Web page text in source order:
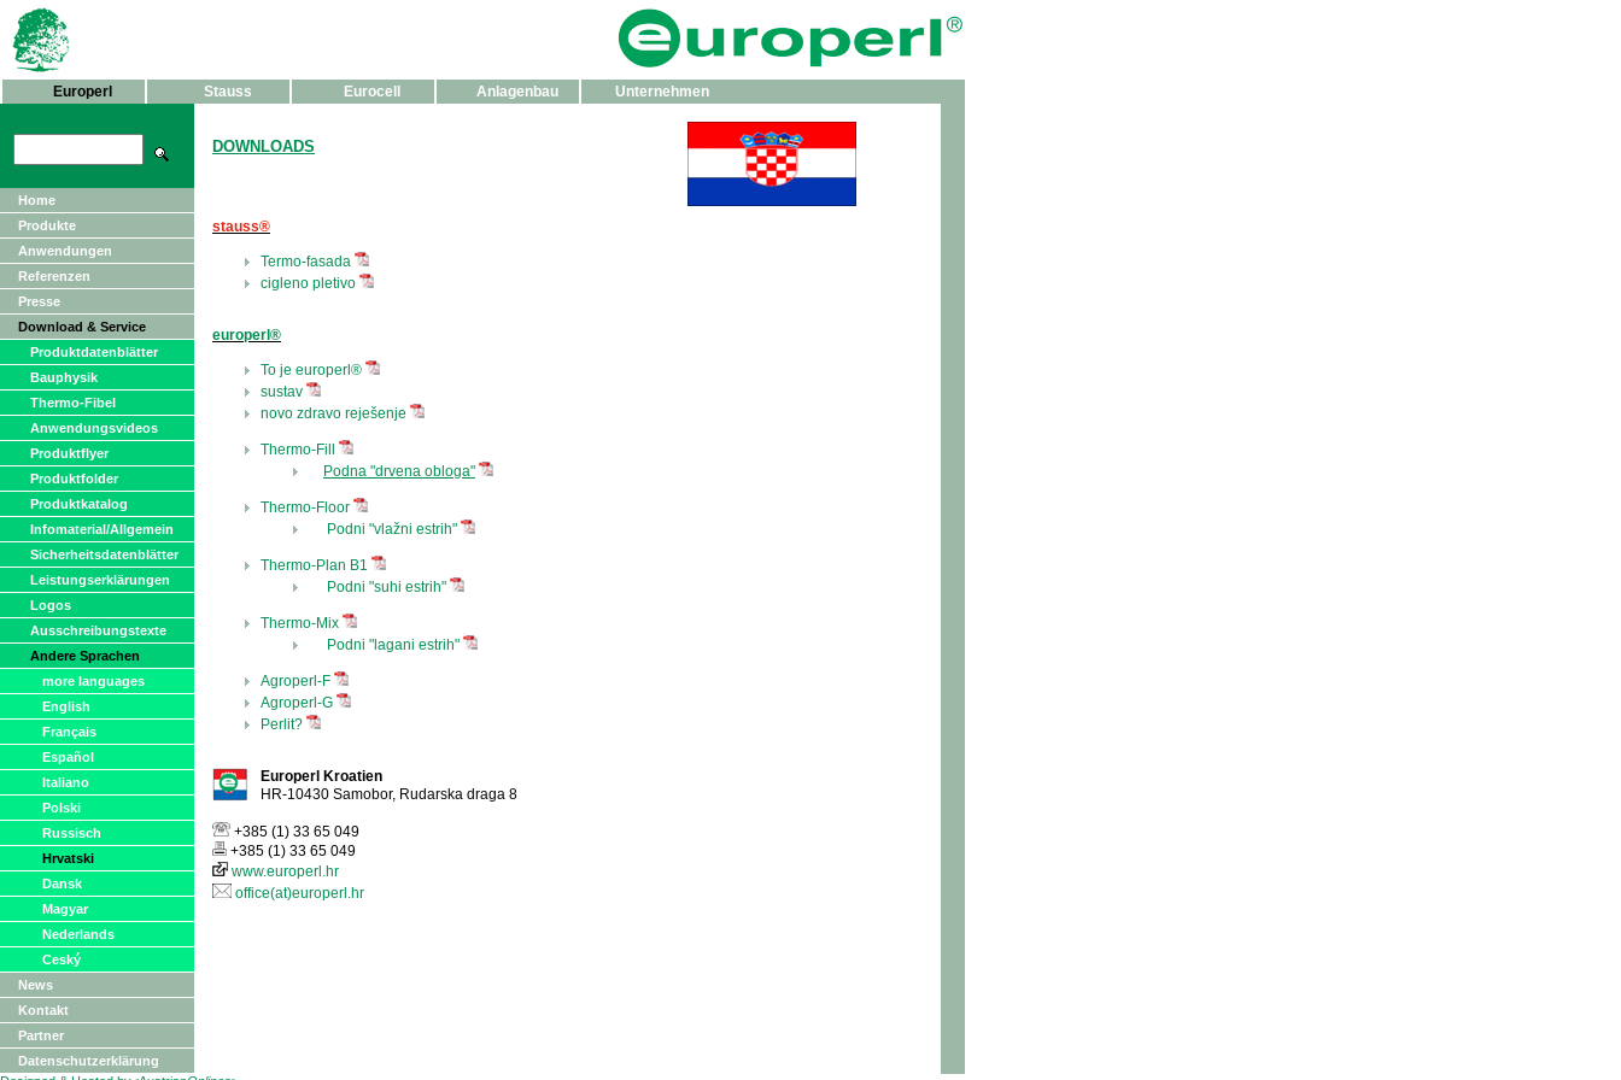
Europerl Stauss Eurocell Anlagenbau Unternehmen
Home
Produkte
Anwendungen
Referenzen
Presse
Download & Service
Produktdatenblätter
Bauphysik
Thermo-Fibel
Anwendungsvideos
Produktflyer
Produktfolder
Produktkatalog
Infomaterial/Allgemein
Sicherheitsdatenblätter
Leistungserklärungen
Logos
Ausschreibungstexte
Andere Sprachen
more languages
English
Français
Español
Italiano
Polski
Russisch
Hrvatski
Dansk
Magyar
Nederlands
Ceský
News
Kontakt
Partner
Datenschutzerklärung
DOWNLOADS
stauss®
Termo-fasada
cigleno pletivo
europerl®
To je europerl®
sustav
novo zdravo reješenje
Thermo-Fill
Podna "drvena obloga"
Thermo-Floor
Podni "vlažni estrih"
Thermo-Plan B1
Podni "suhi estrih"
Thermo-Mix
Podni "lagani estrih"
Agroperl-F
Agroperl-G
Perlit?
Europerl Kroatien
HR-10430 Samobor, Rudarska draga 8
+385 (1) 33 65 049
+385 (1) 33 65 049
www.europerl.hr
office(at)europerl.hr